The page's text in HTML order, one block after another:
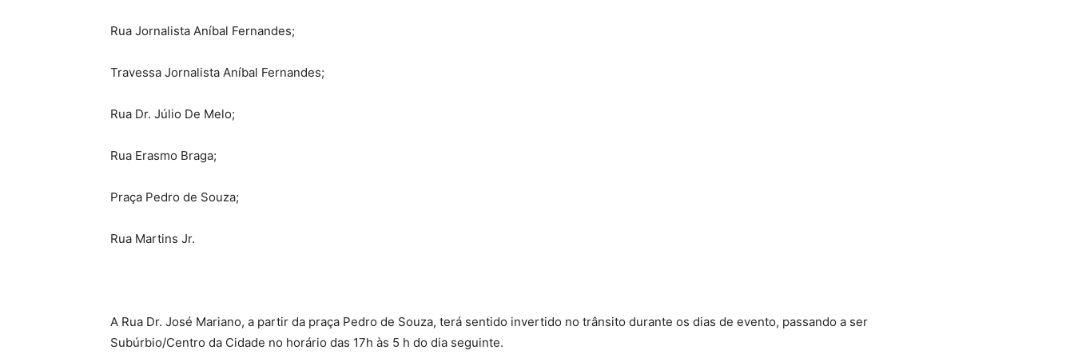
Rua Jornalista Aníbal Fernandes;
Travessa Jornalista Aníbal Fernandes;
Rua Dr. Júlio De Melo;
Rua Erasmo Braga;
Praça Pedro de Souza;
Rua Martins Jr.
A Rua Dr. José Mariano, a partir da praça Pedro de Souza, terá sentido invertido no trânsito durante os dias de evento, passando a ser
Subúrbio/Centro da Cidade no horário das 17h às 5 h do dia seguinte.